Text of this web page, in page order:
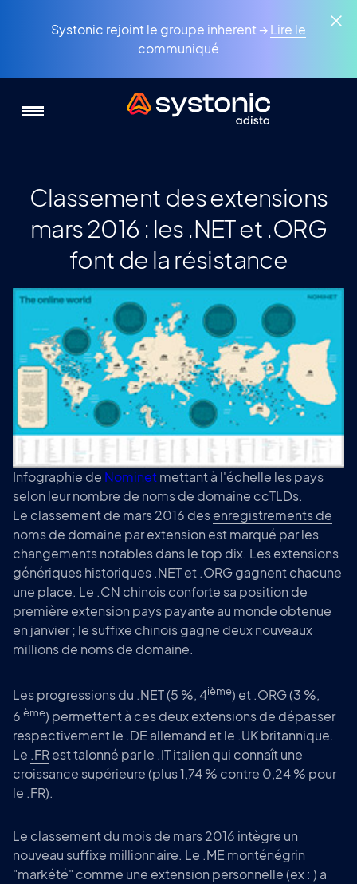
Systonic rejoint le groupe inherent →Lire le
communiqué
Classement des extensions
mars 2016 : les .NET et .ORG
font de la résistance
Infographie de Nominetmettant à l'échelle les pays
selon leur nombre de noms de domaine ccTLDs.
Le classement de mars 2016 desenregistrements de
noms de domaine par extension est marqué par les
changements notables dans le top dix. Les extensions
génériques historiques .NET et .ORG gagnent chacune
une place. Le .CN chinois conforte sa position de
première extension pays payante au monde obtenue
en janvier ; le suffixe chinois gagne deux nouveaux
millions de noms de domaine.
Les progressions du .NET (5 %, 4ième) et .ORG (3 %,
6ième) permettent à ces deux extensions de dépasser
respectivement le .DE allemand et le .UK britannique.
Le .FRest talonné par le .IT italien qui connaît une
croissance supérieure (plus 1,74 % contre 0,24 % pour
le .FR).
Le classement du mois de mars 2016 intègre un
nouveau suffixe millionnaire. Le .ME monténégrin
"markété" comme une extension personnelle (ex : ) a